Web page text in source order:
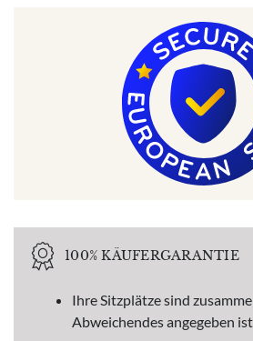
100% KÄUFERGARANTIE
Ihre Sitzplätze sind
Abweichendes angegeben ist